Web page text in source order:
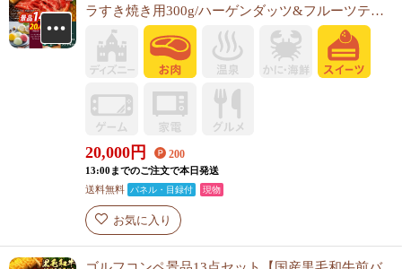
ラすき焼き用300g/ハーゲンダッツ&フルーツティ
アラアイスセット 他】A3パネル・目録付き<送料
無料>
20,000円 200
13:00までのご注文で本日発送
送料無料
パネル・目録付 現物
お気に入り